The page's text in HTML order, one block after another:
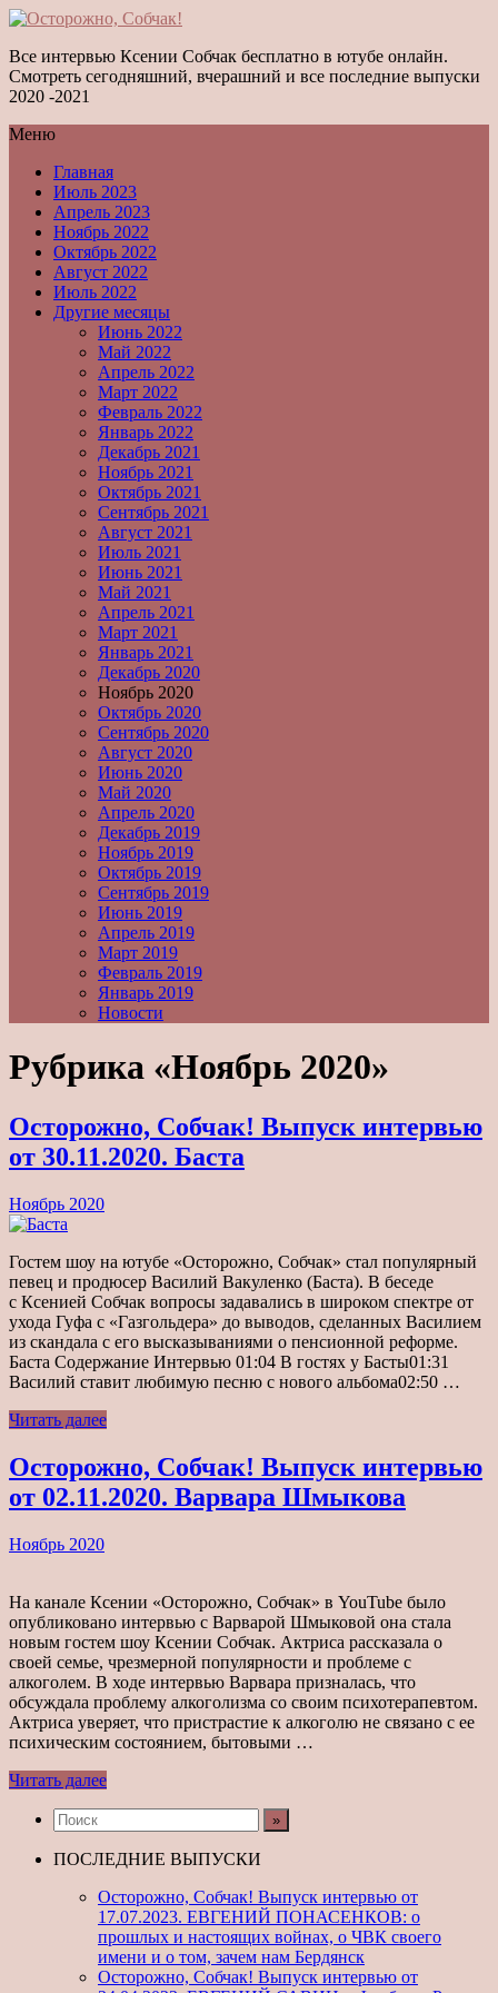
Все интервью Ксении Собчак бесплатно в ютубе онлайн.
Смотреть сегодняшний, вчерашний и все последние выпуски
2020 -2021
Меню
Главная
Июль 2023
Апрель 2023
Ноябрь 2022
Октябрь 2022
Август 2022
Июль 2022
Другие месяцы
Июнь 2022
Май 2022
Апрель 2022
Март 2022
Февраль 2022
Январь 2022
Декабрь 2021
Ноябрь 2021
Октябрь 2021
Сентябрь 2021
Август 2021
Июль 2021
Июнь 2021
Май 2021
Апрель 2021
Март 2021
Январь 2021
Декабрь 2020
Ноябрь 2020
Октябрь 2020
Сентябрь 2020
Август 2020
Июнь 2020
Май 2020
Апрель 2020
Декабрь 2019
Ноябрь 2019
Октябрь 2019
Сентябрь 2019
Июнь 2019
Апрель 2019
Март 2019
Февраль 2019
Январь 2019
Новости
Рубрика «Ноябрь 2020»
Осторожно, Собчак! Выпуск интервью
от 30.11.2020. Баста
Ноябрь 2020
Гостем шоу на ютубе «Осторожно, Собчак» стал популярный
певец и продюсер Василий Вакуленко (Баста). В беседе
с Ксенией Собчак вопросы задавались в широком спектре от
ухода Гуфа с «Газгольдера» до выводов, сделанных Василием
из скандала с его высказываниями о пенсионной реформе.
Баста Содержание Интервью 01:04 В гостях у Басты01:31
Василий ставит любимую песню с нового альбома02:50 …
Читать далее
Осторожно, Собчак! Выпуск интервью
от 02.11.2020. Варвара Шмыкова
Ноябрь 2020
На канале Ксении «Осторожно, Собчак» в YouTube было
опубликовано интервью с Варварой Шмыковой она стала
новым гостем шоу Ксении Собчак. Актриса рассказала о
своей семье, чрезмерной популярности и проблеме с
алкоголем. В ходе интервью Варвара призналась, что
обсуждала проблему алкоголизма со своим психотерапевтом.
Актриса уверяет, что пристрастие к алкоголю не связано с ее
психическим состоянием, бытовыми …
Читать далее
ПОСЛЕДНИЕ ВЫПУСКИ
Осторожно, Собчак! Выпуск интервью от
17.07.2023. ЕВГЕНИЙ ПОНАСЕНКОВ: о
прошлых и настоящих войнах, о ЧВК своего
имени и о том, зачем нам Бердянск
Осторожно, Собчак! Выпуск интервью от